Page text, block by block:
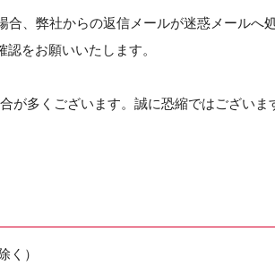
、弊社からの返信メールが迷惑メールへ
をお願いいたします。
多くございます。誠に恐縮ではござい
く）